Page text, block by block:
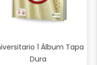
1 Álbum Tapa
Dura